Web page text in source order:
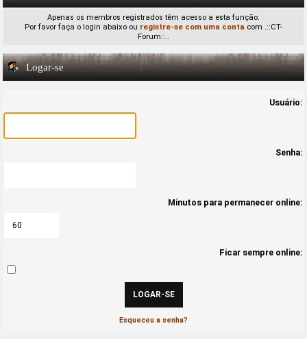
Apenas os membros registrados têm acesso a esta função.
Por favor faça o login abaixo ou registre-se com uma conta com .::CT-
Forum::..
Logar-se
Usuário:
Senha:
Minutos para permanecer online:
Ficar sempre online:
Esqueceu a senha?